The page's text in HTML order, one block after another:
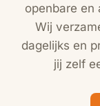
openbare en
Wij
dagelijks en
jij zelf